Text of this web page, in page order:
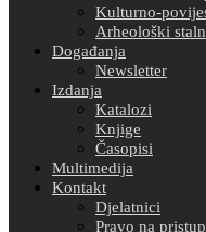
Kulturno-
Arheološki
Događanja
Newsletter
Izdanja
Katalozi
Knjige
Časopisi
Multimedija
Kontakt
Djelatnici
Pravo na